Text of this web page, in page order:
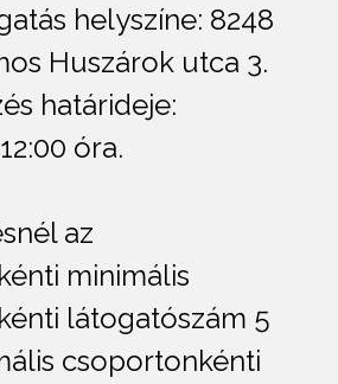
helyszíne: 8248
Huszárok utca 3.
határideje:
óra.
az
minimális
látogatószám 5
csoportonkénti